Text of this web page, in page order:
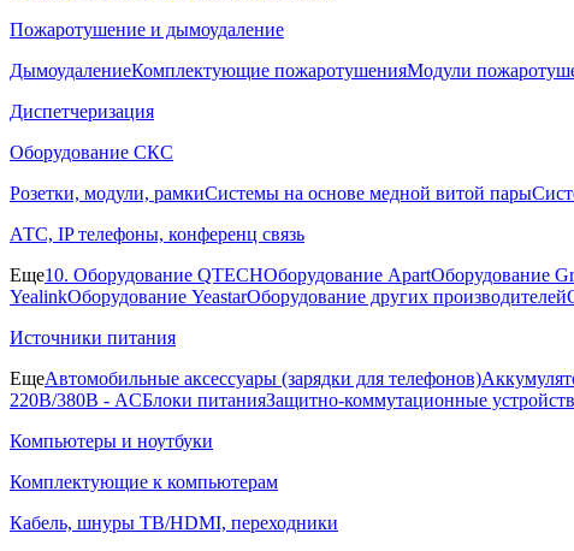
Пожаротушение и дымоудаление
ДымоудалениеКомплектующие пожаротушенияМодули
Диспетчеризация
Оборудование СКС
Розетки, модули, рамкиСистемы на основе медной витой пары
АТС, IP телефоны, конференц связь
Еще10. Оборудование QTECHОборудование ApartОборудование
YealinkОборудование YeastarОборудование других производителей
Источники питания
ЕщеАвтомобильные аксессуары (зарядки для телефонов)
220В/380В - ACБлоки питанияЗащитно-коммутационные
Компьютеры и ноутбуки
Комплектующие к компьютерам
Кабель, шнуры ТВ/HDMI, переходники